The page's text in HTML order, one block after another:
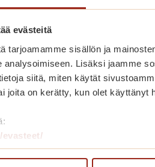
evästeitä
tarjoamamme sisällön ja
analysoimiseen. Lisäksi jaamme
siitä, miten käytät
joita on kerätty, kun olet käyttänyt
3kpl